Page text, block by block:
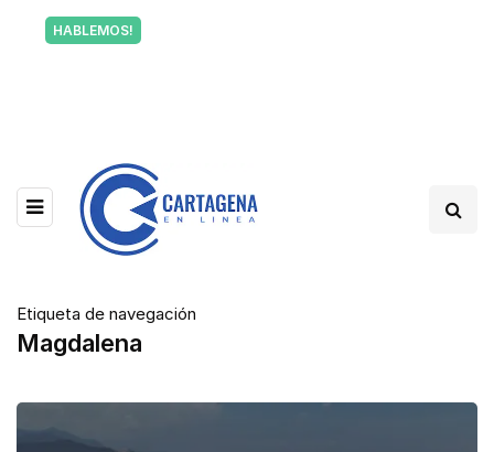
HABLEMOS!
Etiqueta de navegación
Magdalena